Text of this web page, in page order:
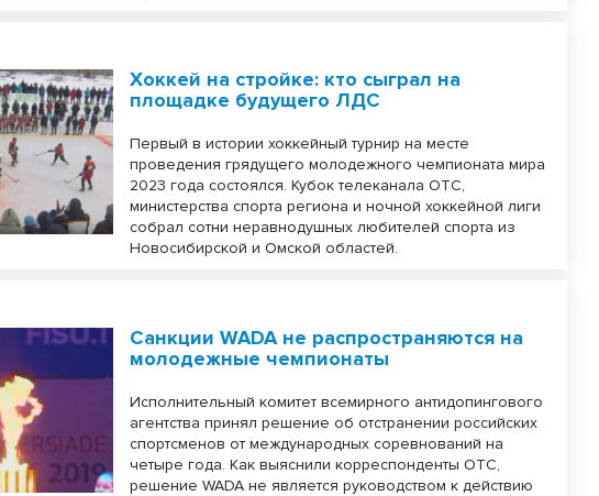
Хоккей на стройке: кто сыграл на
площадке будущего ЛДС
Первый в истории хоккейный турнир на месте
проведения грядущего молодежного чемпионата мира
2023 года состоялся. Кубок телеканала ОТС,
министерства спорта региона и ночной хоккейной лиги
собрал сотни неравнодушных любителей спорта из
Новосибирской и Омской областей.
Санкции WADA не распространяются на
молодежные чемпионаты
Исполнительный комитет всемирного антидопингового
агентства принял решение об отстранении российских
спортсменов от международных соревнований на
четыре года. Как выяснили корреспонденты ОТС,
решение WADA не является руководством к действию